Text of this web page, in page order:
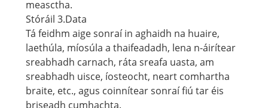
measctha.
Stóráil 3.Data
Tá feidhm aige sonraí in aghaidh na huaire,
laethúla, míosúla a thaifeadadh, lena n-áirítear
sreabhadh carnach, ráta sreafa uasta, am
sreabhadh uisce, íosteocht, neart comhartha
braite, etc., agus coinnítear sonraí fiú tar éis
briseadh cumhachta.